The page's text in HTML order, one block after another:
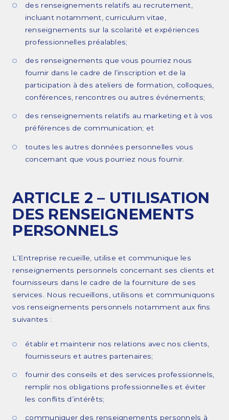
des renseignements relatifs au recrutement,
incluant notamment, curriculum vitae,
renseignements sur la scolarité et expériences
professionnelles préalables;
des renseignements que vous pourriez nous
fournir dans le cadre de l’inscription et de la
participation à des ateliers de formation, colloques,
conférences, rencontres ou autres événements;
des renseignements relatifs au marketing et à vos
préférences de communication; et
toutes les autres données personnelles vous
concernant que vous pourriez nous fournir.
ARTICLE 2 – UTILISATION
DES RENSEIGNEMENTS
PERSONNELS
L’Entreprise recueille, utilise et communique les
renseignements personnels concernant ses clients et
fournisseurs dans le cadre de la fourniture de ses
services. Nous recueillons, utilisons et communiquons
vos renseignements personnels notamment aux fins
suivantes :
établir et maintenir nos relations avec nos clients,
fournisseurs et autres partenaires;
fournir des conseils et des services professionnels,
remplir nos obligations professionnelles et éviter
les conflits d’intérêts;
communiquer des renseignements personnels à